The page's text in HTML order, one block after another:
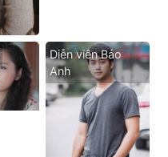
Diễn viên Bảo
Anh